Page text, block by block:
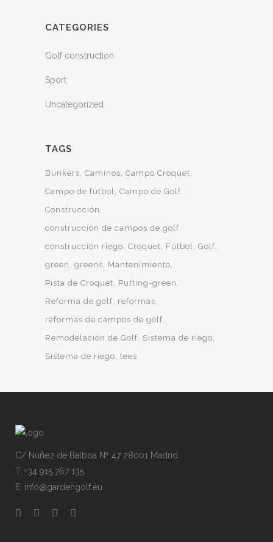
CATEGORIES
Golf construction
Sport
Uncategorized
TAGS
Bunkers Caminos Campo Croquet
Campo de fútbol Campo de Golf
Construcción
construcción de campos de golf
construcción riego Croquet Fútbol Golf
green
greens
Mantenimiento
Pista de Croquet
Putting-green
Reforma de golf reformas
reformas de campos de golf
Remodelación de Golf. Sistema de riego
Sistema de riego tees
C/ Núñez de Balboa Nº 47 28001 Madrid
T. +34 915 767 135
E. info@gardengolf.eu